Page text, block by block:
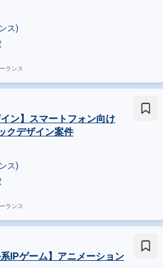
ス)
ランス
イン】スマートフォン向け
クデザイン案件
ス)
ランス
系IPゲーム】アニメーション